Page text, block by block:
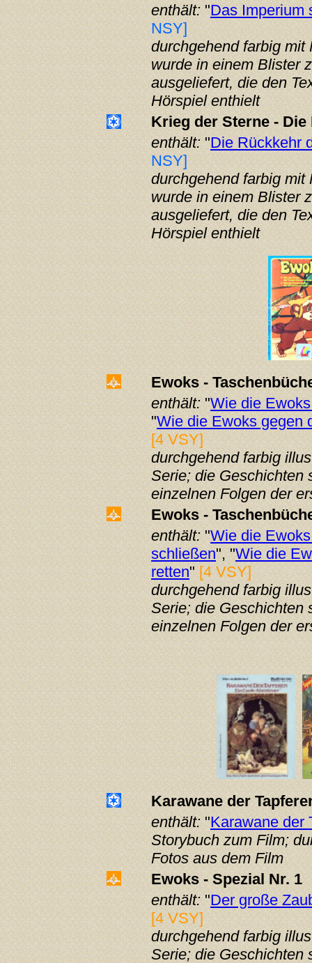
enthält:"Das Imperium
NSY]
durchgehend farbig mit
wurde in einem Blister
ausgeliefert, die den
Hörspiel enthielt
Krieg der Sterne -
enthält:"Die Rückkehr
NSY]
durchgehend farbig mit
wurde in einem Blister
ausgeliefert, die den
Hörspiel enthielt
Ewoks -
enthält:"Wie die
"Wie die Ewoks gegen
[4 VSY]
durchgehend farbig
Serie; die Geschichten
einzelnen Folgen der
Ewoks -
enthält:"Wie die
schließen", "Wie die
retten"[4 VSY]
durchgehend farbig
Serie;die Geschichten
einzelnen Folgen der
Karawane der
enthält:"Karawane der
Storybuch zum Film;
Fotos aus dem Film
Ewoks - Spezial Nr. 1
enthält:"Der große
[4 VSY]
durchgehend farbig
Serie;die Geschichten